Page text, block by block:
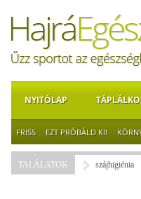
NYITÓLAP
FRISS EZT PRÓBÁLD KI!
TALÁLATOK szájhigiénia